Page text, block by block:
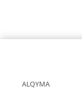
ALQYMA